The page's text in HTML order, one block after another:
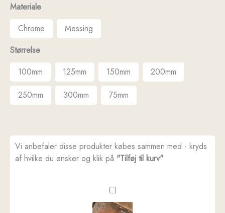
Materiale
Chrome
Messing
Størrelse
100mm
125mm 150mm 200mm
250mm 300mm 75mm
Vi anbefaler disse produkter købes sammen med - kryds
af hvilke du ønsker og klik på "Tilføj til kurv"
Toilet
-